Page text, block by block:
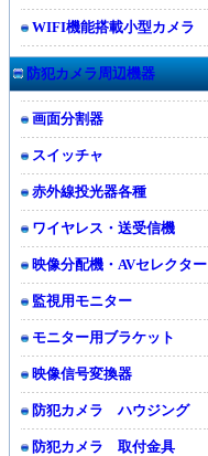
WIFI機能搭載小型カメラ
防犯カメラ周辺機器
画面分割器
スイッチャ
赤外線投光器各種
ワイヤレス・送受信機
映像分配機・AVセレクター
監視用モニター
モニター用ブラケット
映像信号変換器
防犯カメラ ハウジング
防犯カメラ 取付金具